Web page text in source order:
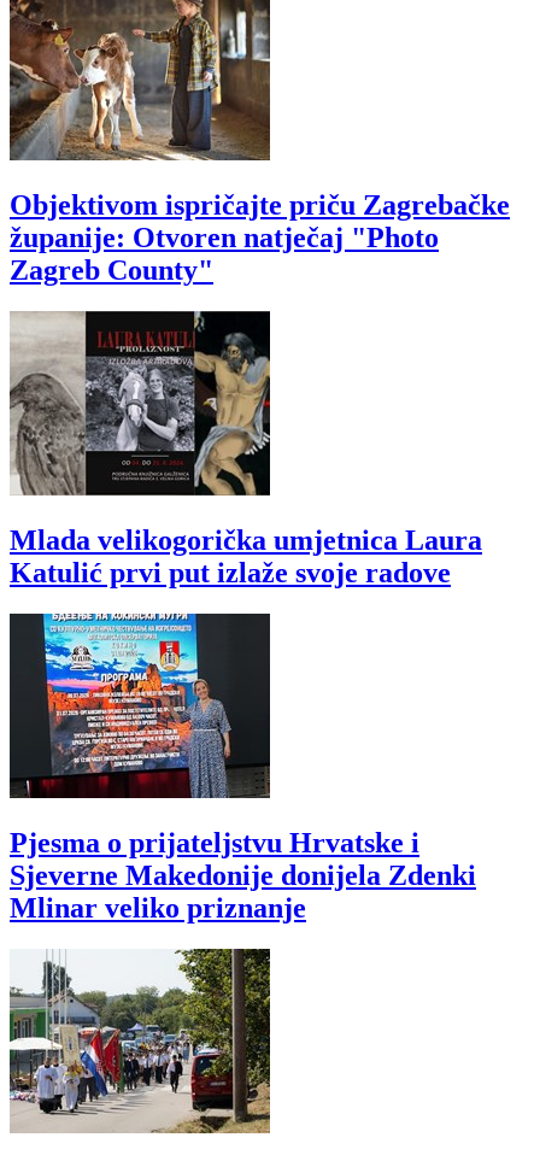
Objektivom ispričajte priču Zagrebačke
županije: Otvoren natječaj "Photo
Zagreb County"
Mlada velikogorička umjetnica Laura
Katulić prvi put izlaže svoje radove
Pjesma o prijateljstvu Hrvatske i
Sjeverne Makedonije donijela Zdenki
Mlinar veliko priznanje